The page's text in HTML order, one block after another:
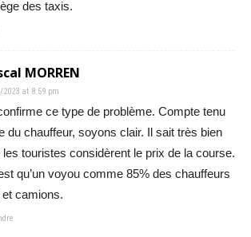
des taxis.
MORREN
2023 at 8:59 pm
ce type de problème. Compte tenu
du chauffeur, soyons clair. Il sait très bien
les touristes considèrent le prix de la course.
qu’un voyou comme 85% des chauffeurs
camions.